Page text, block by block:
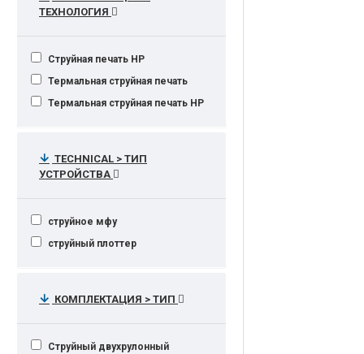
ТЕХНОЛОГИЯ
Струйная печать HP
Термальная струйная печать
Термальная струйная печать HP
TECHNICAL > ТИП
УСТРОЙСТВА
струйное мфу
струйный плоттер
КОМПЛЕКТАЦИЯ > ТИП
Струйный двухрулонный